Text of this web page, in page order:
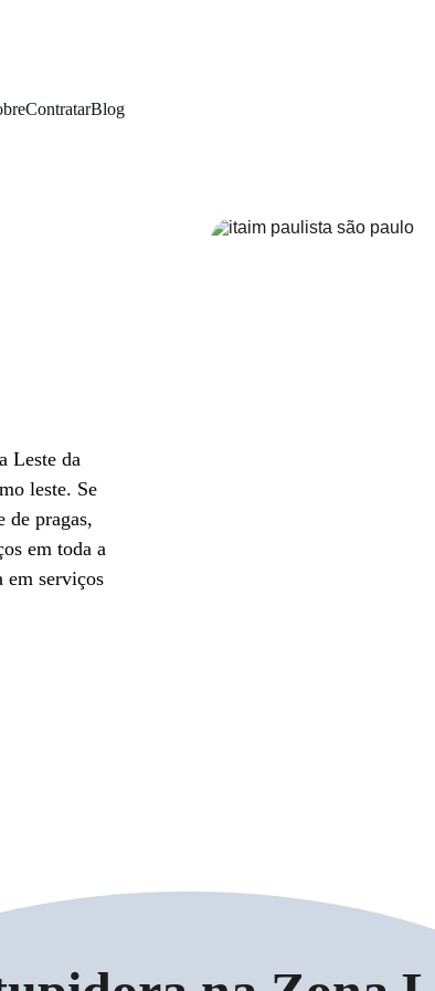
ContratarBlog
Leste da
leste. Se
de pragas,
em toda a
em serviços